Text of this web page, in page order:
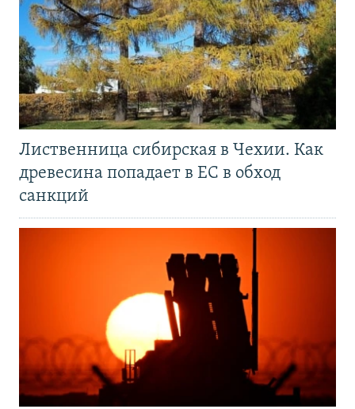
Лиственница сибирская в Чехии. Как
древесина попадает в ЕС в обход
санкций